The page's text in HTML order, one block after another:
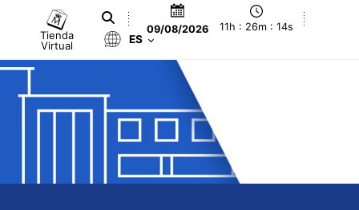
Tienda
Virtual
09/08/2026 11h : 26m : 14s
ES